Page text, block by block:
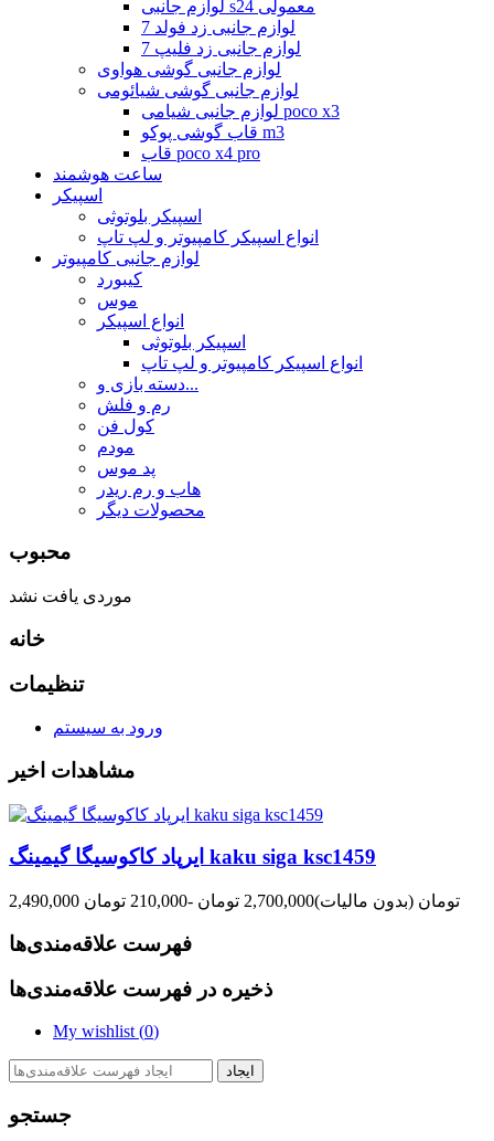
لوازم جانبی s24 معمولی
لوازم جانبی زد فولد 7
لوازم جانبی زد فلیپ 7
لوازم جانبی گوشی هواوی
لوازم جانبی گوشی شیائومی
لوازم جانبی شیامی poco x3
قاب گوشی پوکو m3
قاب poco x4 pro
ساعت هوشمند
اسپیکر
اسپیکر بلوتوثی
انواع اسپیکر کامپیوتر و لپ تاپ
لوازم جانبی کامپیوتر
کیبورد
موس
انواع اسپیکر
اسپیکر بلوتوثی
انواع اسپیکر کامپیوتر و لپ تاپ
دسته بازی و...
رم و فلش
کول فن
مودم
پد موس
هاب و رم ریدر
محصولات دیگر
محبوب
موردی یافت نشد
خانه
تنظیمات
ورود به سیستم
مشاهدات اخیر
ایرپاد کاکوسیگا گیمینگ kaku siga ksc1459
2,490,000 تومان (بدون مالیات)2,700,000 تومان -210,000 تومان
فهرست علاقه‌مندی‌ها
ذخیره در فهرست علاقه‌مندی‌ها
My wishlist (0)
ایجاد
جستجو